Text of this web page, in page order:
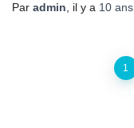
Par admin , il y a 10 ans
Pagination 1